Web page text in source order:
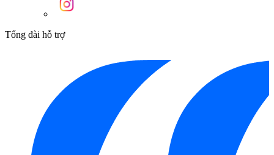
Tổng đài hỗ trợ